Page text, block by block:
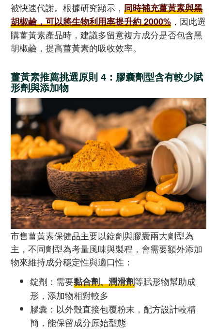
被快速代謝。根據研究顯示， 同時補充薑黃素與黑
胡椒鹼，可以將生物利用率提升約 2000% ，因此選
購薑黃素產品時，建議多留意複方成分是否包含黑
胡椒鹼，提高薑黃素的吸收效率。
薑黃素推薦挑選原則 4：膠囊劑型含有較少賦
形劑與添加物
市售薑黃素保健品主要以錠劑與膠囊兩大劑型為
主，不同劑型為考量風味與製程，會需要額外添加
物來維持成分穩定性與適口性：
錠劑：需要黏合劑、潤滑劑等賦形物幫助成
形，添加物相對較多
膠囊：以外殼直接包覆粉末，配方設計較精
簡，能保留成分原始型態